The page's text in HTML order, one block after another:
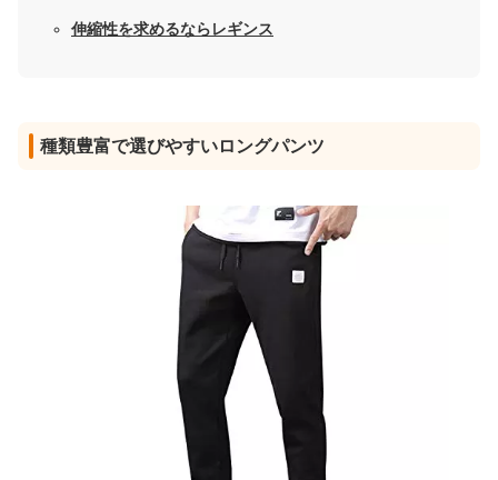
伸縮性を求めるならレギンス
種類豊富で選びやすいロングパンツ